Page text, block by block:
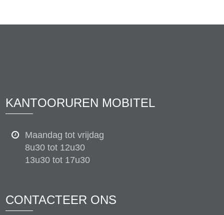
KANTOORUREN MOBITEL
Maandag tot vrijdag
8u30 tot 12u30
13u30 tot 17u30
CONTACTEER ONS